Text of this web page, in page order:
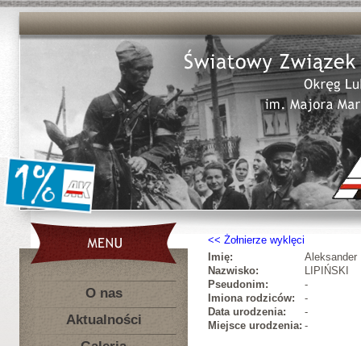
O nas
Aktualności
Żołnierze wyklęci
Imię:
Aleksander
Nazwisko:
LIPIŃSKI
Pseudonim:
-
Imiona rodziców:
-
Data urodzenia:
-
Miejsce urodzenia: -